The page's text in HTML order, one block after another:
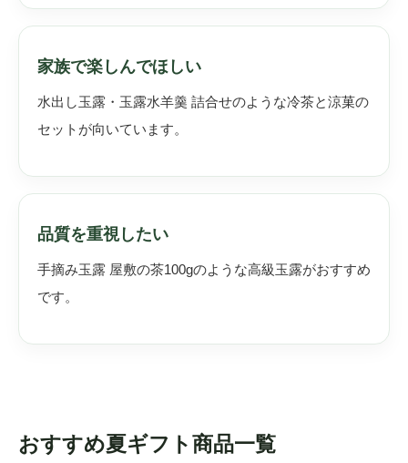
家族で楽しんでほしい
水出し玉露・玉露水羊羹 詰合せのような冷茶と涼菓の
セットが向いています。
品質を重視したい
手摘み玉露 屋敷の茶100gのような高級玉露がおすすめ
です。
おすすめ夏ギフト商品一覧